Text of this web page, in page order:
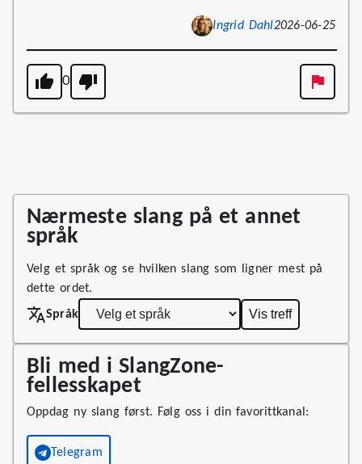
Ingrid Dahl2026-06-25
0
Nærmeste slang på et annet
språk
Velg et språk og se hvilken slang som ligner mest på
dette ordet.
Språk
Vis treff
Bli med i SlangZone-
fellesskapet
Oppdag ny slang først. Følg oss i din favorittkanal:
Telegram